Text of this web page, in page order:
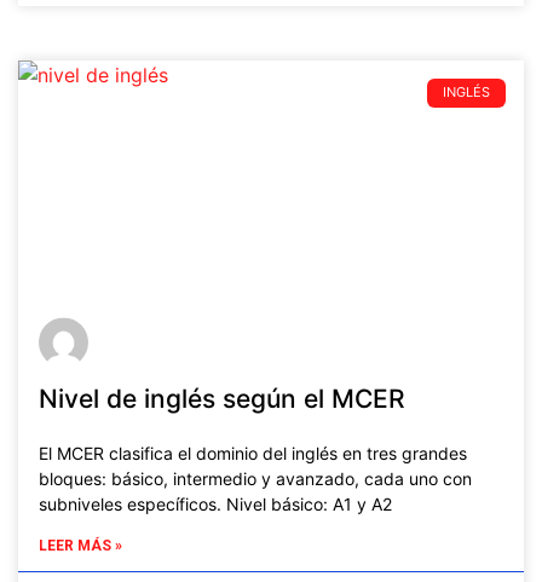
INGLÉS
Nivel de inglés según el MCER
El MCER clasifica el dominio del inglés en tres grandes
bloques: básico, intermedio y avanzado, cada uno con
subniveles específicos. Nivel básico: A1 y A2
LEER MÁS »